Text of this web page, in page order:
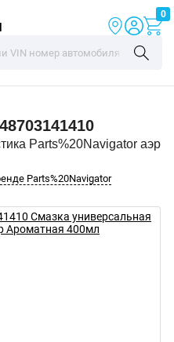
0
Parts%20Navigator аэр
Parts%20Navigator